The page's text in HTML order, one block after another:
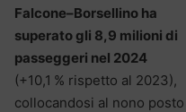
Falcone–Borsellino ha
superato gli 8,9 milioni di
passeggeri nel 2024
(+10,1 % rispetto al 2023),
collocandosi al nono